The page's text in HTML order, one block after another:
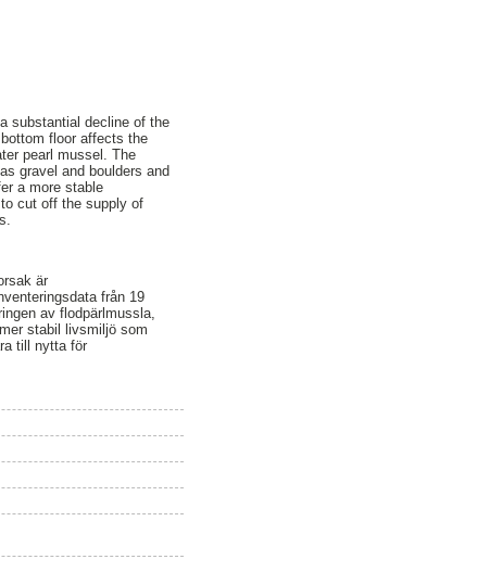
substantial decline of the
floor affects the
pearl mussel. The
gravel and boulders and
a more stable
cut off the supply of
är
från 19
av flodpärlmussla,
stabil livsmiljö som
till nytta för